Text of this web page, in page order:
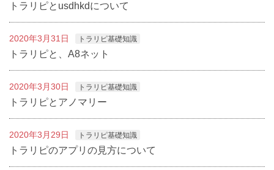
トラリピとusdhkdについて
2020年3月31日 トラリピ基礎知識
トラリピと、A8ネット
2020年3月30日 トラリピ基礎知識
トラリピとアノマリー
2020年3月29日 トラリピ基礎知識
トラリピのアプリの見方について